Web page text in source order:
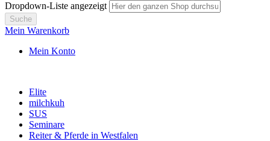
Dropdown-Liste angezeigt
Suche
Mein Warenkorb
Mein Konto
Elite
milchkuh
SUS
Seminare
Reiter & Pferde in Westfalen